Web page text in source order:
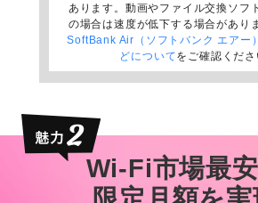
あります。動画やファイル交換ソフ
の場合は速度が低下する場合があり
SoftBank Air（ソフトバンク エアー
どについてをご確認くださ
612Mbpsを提供中です（Airターミナ
対応）。ご利用のエリアによって、
異なります。
Wi-Fi市場最